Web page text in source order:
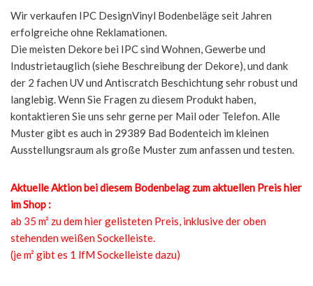
Wir verkaufen IPC DesignVinyl Bodenbeläge seit Jahren
erfolgreiche ohne Reklamationen.
Die meisten Dekore bei IPC sind Wohnen, Gewerbe und
Industrietauglich (siehe Beschreibung der Dekore), und dank
der 2 fachen UV und Antiscratch Beschichtung sehr robust und
langlebig. Wenn Sie Fragen zu diesem Produkt haben,
kontaktieren Sie uns sehr gerne per Mail oder Telefon. Alle
Muster gibt es auch in 29389 Bad Bodenteich im kleinen
Ausstellungsraum als große Muster zum anfassen und testen.
Aktuelle Aktion bei diesem Bodenbelag zum aktuellen Preis hier
im Shop :
ab 35 m² zu dem hier gelisteten Preis, inklusive der oben
stehenden weißen Sockelleiste.
(je m² gibt es 1 lfM Sockelleiste dazu)